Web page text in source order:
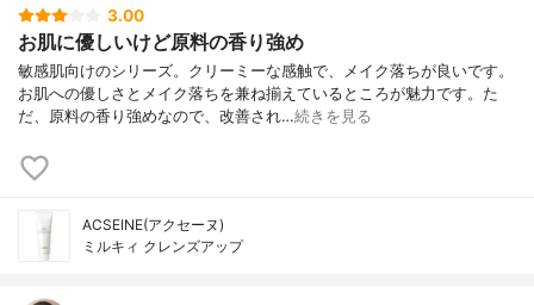
3.00
お肌に優しいけど原料の香り強め
敏感肌向けのシリーズ。クリーミーな感触で、メイク落ちが良いです。
お肌への優しさとメイク落ちを兼ね揃えているところが魅力です。た
だ、原料の香り強めなので、改善され…続きを見る
ACSEINE(アクセーヌ)
ミルキィ クレンズアップ